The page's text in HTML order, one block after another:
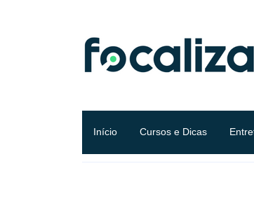
Início Cursos e Dicas